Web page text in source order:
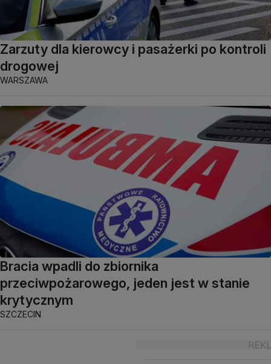
Zarzuty dla kierowcy i pasażerki po kontroli
drogowej
WARSZAWA
Bracia wpadli do zbiornika
przeciwpożarowego, jeden jest w stanie
krytycznym
SZCZECIN